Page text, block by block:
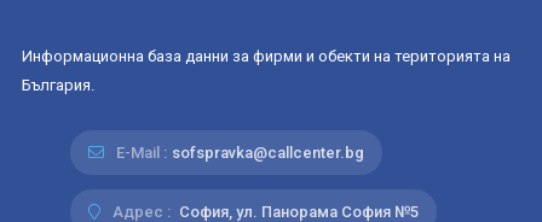
Информационна база данни за фирми и обекти на територията на
България.
E-Mail : sofspravka@callcenter.bg
Адрес : София, ул. Панорама София №5